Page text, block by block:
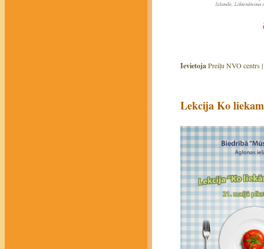
IevietojaPreiļu NVO centrs |
Lekcija Ko